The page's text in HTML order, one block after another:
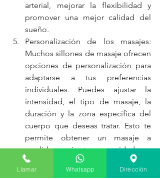
arterial, mejorar la flexibilidad y
promover una mejor calidad del
sueño.
Personalización de los masajes:
Muchos sillones de masaje ofrecen
opciones de personalización para
adaptarse a tus preferencias
individuales. Puedes ajustar la
intensidad, el tipo de masaje, la
duración y la zona específica del
cuerpo que deseas tratar. Esto te
permite obtener un masaje a
medida según tus necesidades y
preferencias.
Uso compartido: Tener un sillón de
Llamar Whatsapp Dirección